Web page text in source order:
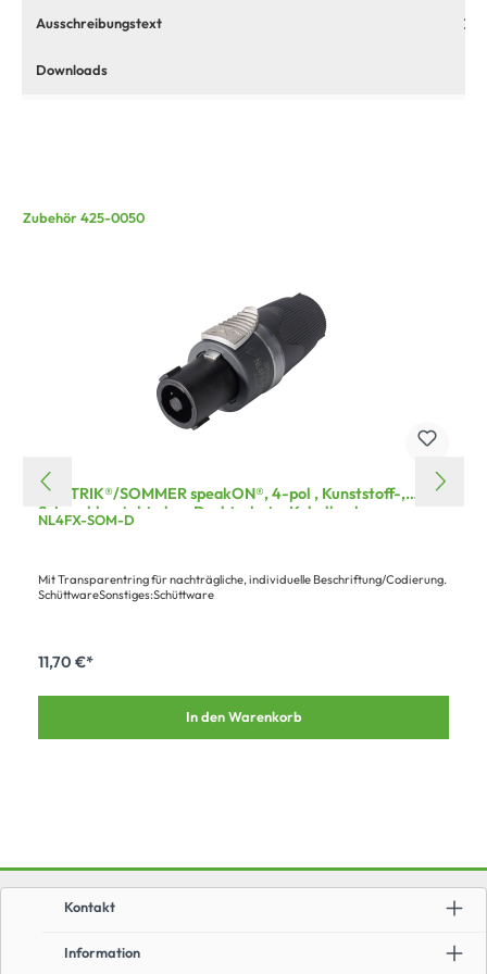
Ausschreibungstext
Downloads
Zubehör 425-0050
NEUTRIK®/SOMMER speakON®, 4-pol , Kunststoff-,
Schraubkontakt ohne Drahtschutz-Kabelbuchse,
versilberte(r) Kontakt(e), gerade, max. 4 mm², grau, 50
NL4FX-SOM-D
Mit Transparentring für nachträgliche, individuelle Beschriftung/Codierung.
SchüttwareSonstiges:Schüttware
11,70 €*
In den Warenkorb
Information
Kontakt